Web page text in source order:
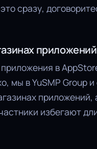
сразу,
в
мы в YuSMP Group
приложений,
избегают